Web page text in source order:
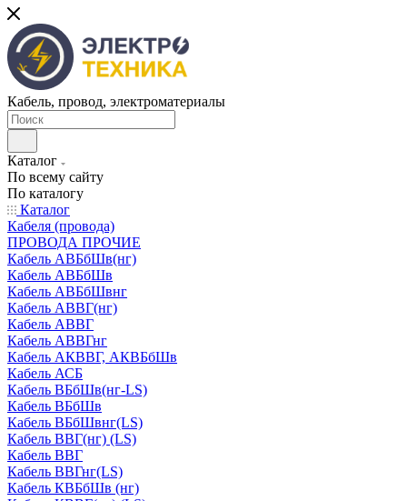
Кабель, провод, электроматериалы
Каталог
По всему сайту
По каталогу
Каталог
Кабеля (провода)
ПРОВОДА ПРОЧИЕ
Кабель АВБбШв(нг)
Кабель АВБбШв
Кабель АВБбШвнг
Кабель АВВГ(нг)
Кабель АВВГ
Кабель АВВГнг
Кабель АКВВГ, АКВБбШв
Кабель АСБ
Кабель ВБбШв(нг-LS)
Кабель ВБбШв
Кабель ВБбШвнг(LS)
Кабель ВВГ(нг) (LS)
Кабель ВВГ
Кабель ВВГнг(LS)
Кабель КВБбШв (нг)